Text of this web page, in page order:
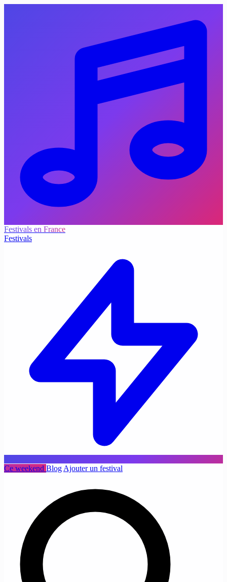
Festivals en France
Festivals
Ce weekend Blog Ajouter un festival